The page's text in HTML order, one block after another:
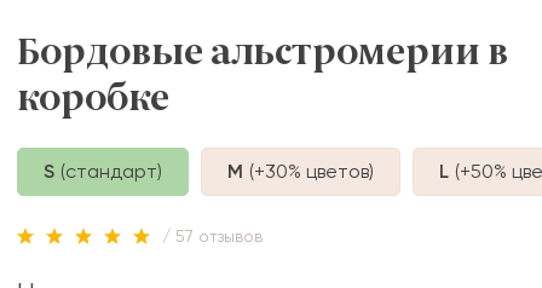
Бордовые альстромерии в
коробке
S (стандарт) M (+30% цветов) L (+50%
/ 57 отзывов